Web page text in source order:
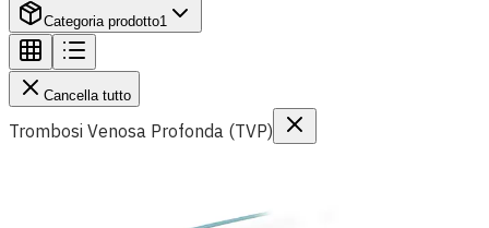
Categoria prodotto1
Cancella tutto
Trombosi Venosa Profonda (TVP)